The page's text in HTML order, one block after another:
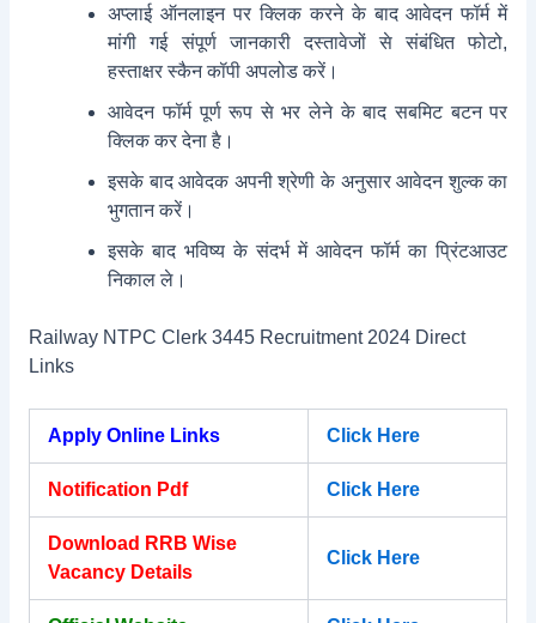
अप्लाई ऑनलाइन पर क्लिक करने के बाद आवेदन फॉर्म में
मांगी गई संपूर्ण जानकारी दस्तावेजों से संबंधित फोटो,
हस्ताक्षर स्कैन कॉपी अपलोड करें।
आवेदन फॉर्म पूर्ण रूप से भर लेने के बाद सबमिट बटन पर
क्लिक कर देना है।
इसके बाद आवेदक अपनी श्रेणी के अनुसार आवेदन शुल्क का
भुगतान करें।
इसके बाद भविष्य के संदर्भ में आवेदन फॉर्म का प्रिंटआउट
निकाल ले।
Railway NTPC Clerk 3445 Recruitment 2024 Direct
Links
Apply Online Links Click Here
Notification Pdf Click Here
Download RRB Wise
Vacancy Details
Click Here